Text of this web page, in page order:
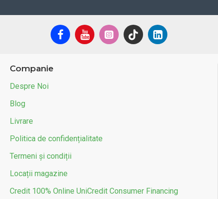
Companie
Despre Noi
Blog
Livrare
Politica de confidențialitate
Termeni și condiții
Locații magazine
Credit 100% Online UniCredit Consumer Financing